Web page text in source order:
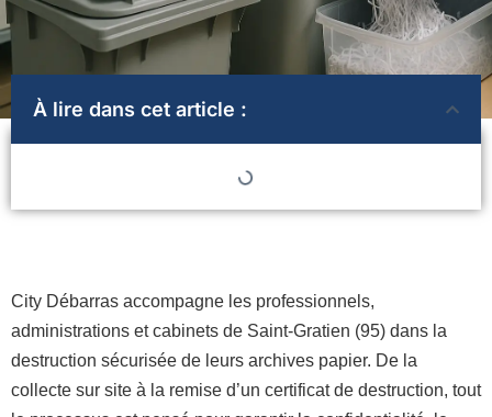
À lire dans cet article :
City Débarras accompagne les professionnels,
administrations et cabinets de Saint-Gratien (95) dans la
destruction sécurisée de leurs archives papier. De la
collecte sur site à la remise d’un certificat de destruction, tout